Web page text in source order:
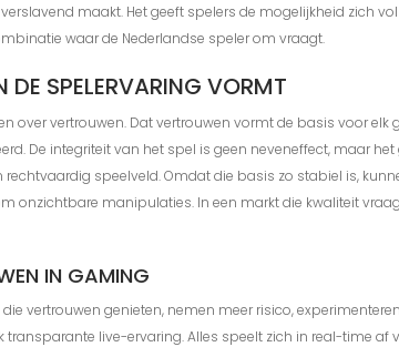
maakt. Het geeft spelers de mogelijkheid zich
waar de Nederlandse speler om vraagt.
DE SPELERVARING VORMT
over vertrouwen. Dat vertrouwen vormt de basis voor
De integriteit van het spel is geen neveneffect, maar
speelveld. Omdat die basis zo stabiel is,
onzichtbare manipulaties. In een markt die kwaliteit
IN GAMING
vertrouwen genieten, nemen meer risico,
transparante live-ervaring. Alles speelt zich in real-time